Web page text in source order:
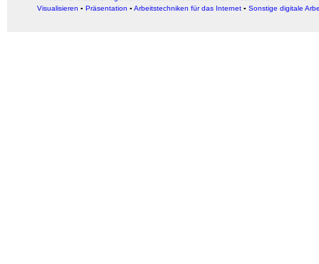
Visualisieren ▪ Präsentation ▪ Arbeitstechniken für das Internet ▪ Sonstige digitale